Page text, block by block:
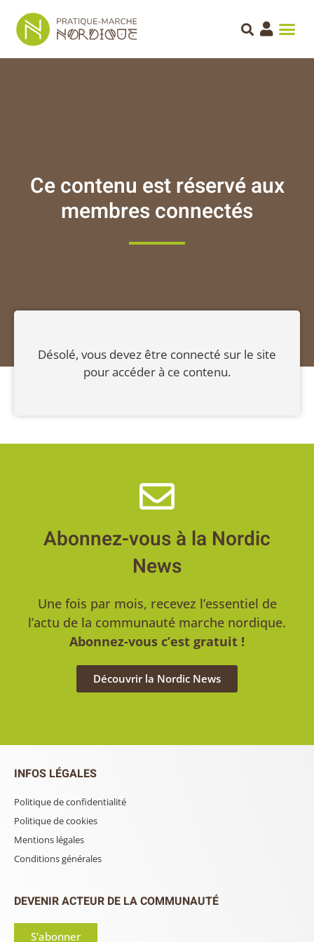
Ce contenu est réservé aux
membres connectés
Désolé, vous devez être connecté sur le site
pour accéder à ce contenu.
Abonnez-vous à la Nordic
News
Une fois par mois, recevez l’essentiel de
l’actu de la communauté marche nordique.
Abonnez-vous c’est gratuit !
Découvrir la Nordic News
INFOS LÉGALES
Politique de confidentialité
Politique de cookies
Mentions légales
Conditions générales
DEVENIR ACTEUR DE LA COMMUNAUTÉ
S'abonner